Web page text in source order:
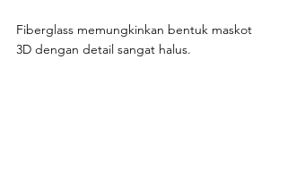
Fiberglass memungkinkan bentuk maskot
3D dengan detail sangat halus.